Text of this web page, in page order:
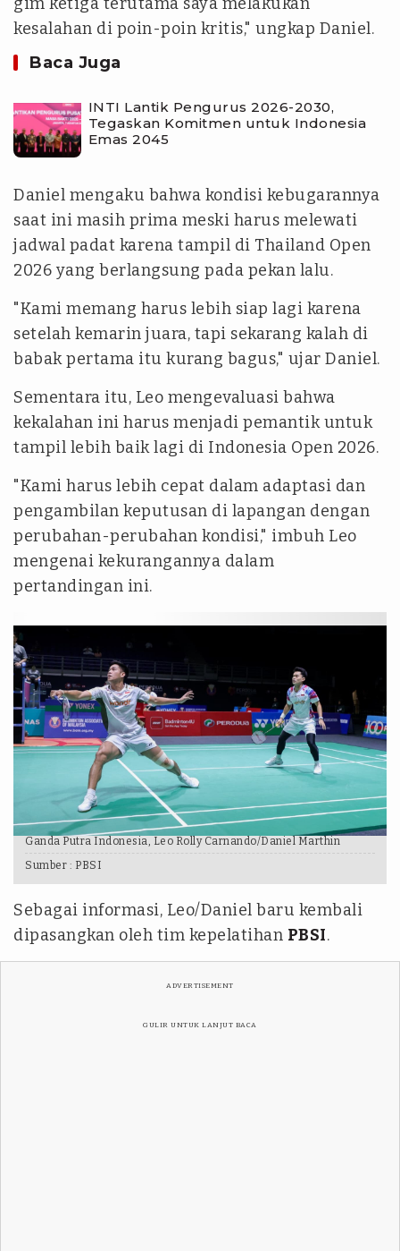
kesalahan di poin-poin kritis," ungkap Daniel.
Baca Juga
INTI Lantik Pengurus 2026-2030,
Tegaskan Komitmen untuk Indonesia
Emas 2045
Daniel mengaku bahwa kondisi kebugarannya
saat ini masih prima meski harus melewati
jadwal padat karena tampil di Thailand Open
2026 yang berlangsung pada pekan lalu.
"Kami memang harus lebih siap lagi karena
setelah kemarin juara, tapi sekarang kalah di
babak pertama itu kurang bagus," ujar Daniel.
Sementara itu, Leo mengevaluasi bahwa
kekalahan ini harus menjadi pemantik untuk
tampil lebih baik lagi di Indonesia Open 2026.
"Kami harus lebih cepat dalam adaptasi dan
pengambilan keputusan di lapangan dengan
perubahan-perubahan kondisi," imbuh Leo
mengenai kekurangannya dalam
pertandingan ini.
Ganda Putra Indonesia, Leo Rolly Carnando/Daniel Marthin
Sumber : PBSI
Sebagai informasi, Leo/Daniel baru kembali
dipasangkan oleh tim kepelatihan PBSI.
ADVERTISEMENT
GULIR UNTUK LANJUT BACA